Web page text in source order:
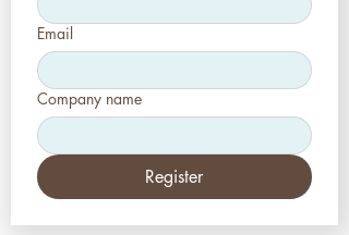
Email
Company name
Register